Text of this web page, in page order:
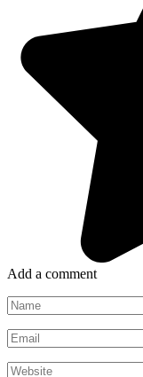
Add a comment
Name
*
Email
*
Website